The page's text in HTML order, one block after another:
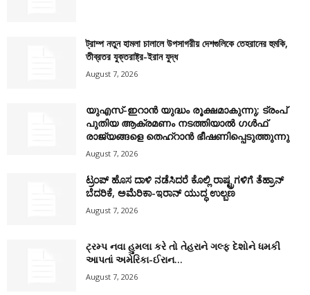
ট্রাম্প নতুন হামলা চালালে উপসাগরীয় দেশগুলিকে তেহরানের হুমকি,
তীব্রতর যুক্তরাষ্ট্র-ইরান যুদ্ধ
August 7, 2026
യുഎസ്-ഇറാൻ യുദ്ധം രൂക്ഷമാകുന്നു; ട്രംപ്
പുതിയ ആക്രമണം നടത്തിയാൽ ഗൾഫ്
രാജ്യങ്ങളെ തെഹ്‌റാൻ ഭീഷണിപ്പെടുത്തുന്നു
August 7, 2026
ಟ್ರಂಪ್ ಹೊಸ ದಾಳಿ ನಡೆಸಿದರೆ ಕೊಲ್ಲಿ ರಾಷ್ಟ್ರಗಳಿಗೆ ತೆಹ್ರಾನ್
ಬೆದರಿಕೆ, ಅಮೆರಿಕಾ-ಇರಾನ್ ಯುದ್ಧ ಉಲ್ಬಣ
August 7, 2026
ટ્રમ્પ નવા હુમલા કરે તો તેહરાને ગલ્ફ દેશોને ધમકી
આપતાં અમેરિકા-ઈરાન...
August 7, 2026